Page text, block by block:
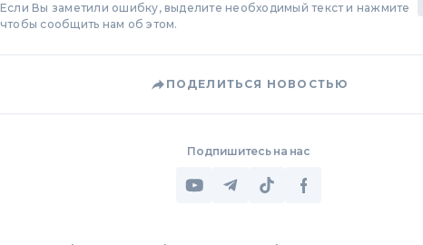
Если Вы заметили ошибку, выделите необходимый текст и нажмите
чтобы сообщить нам об этом.
ПОДЕЛИТЬСЯ НОВОСТЬЮ
Подпишитесь на нас